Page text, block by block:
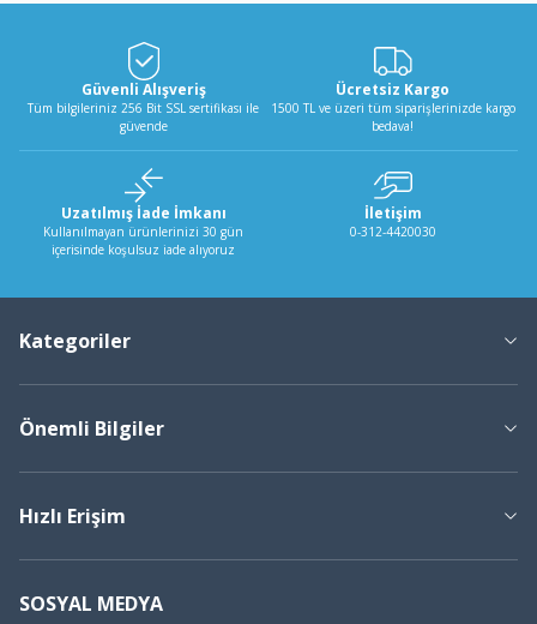
Güvenli Alışveriş
Tüm bilgileriniz 256 Bit SSL sertifikası ile
güvende
Ücretsiz Kargo
1500 TL ve üzeri tüm siparişlerinizde kargo
bedava!
Uzatılmış İade İmkanı
Kullanılmayan ürünlerinizi 30 gün
içerisinde koşulsuz iade alıyoruz
İletişim
0-312-4420030
Kategoriler
Önemli Bilgiler
Hızlı Erişim
SOSYAL MEDYA